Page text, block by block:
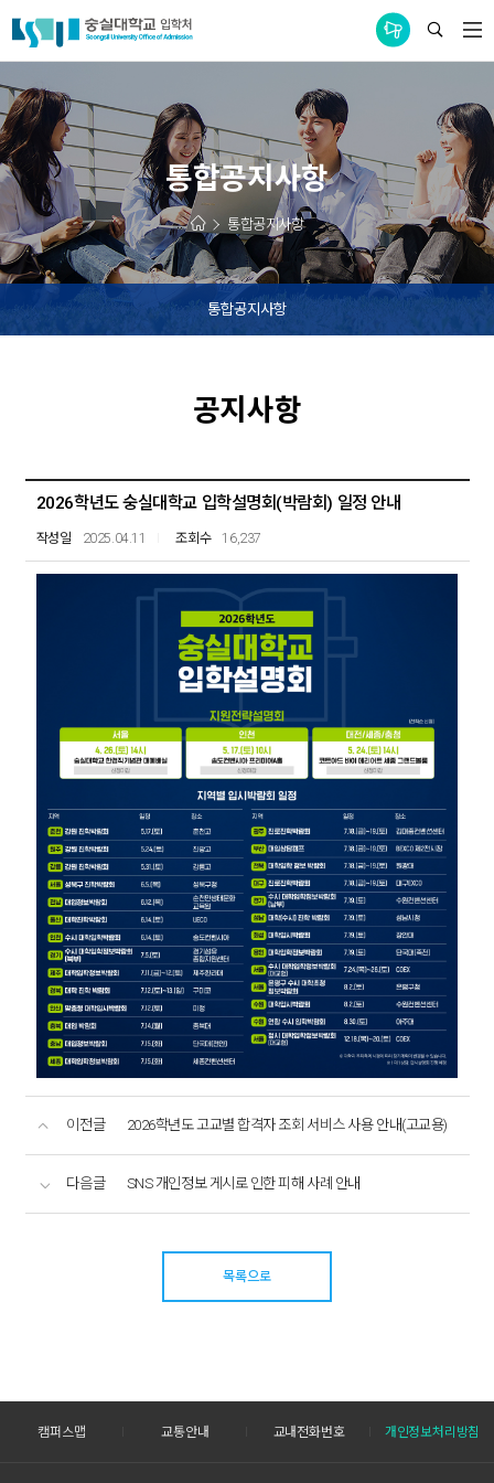
통합공지사항
통합공지사항
통합공지사항
통합공지사항
공지사항
2026학년도 숭실대학교 입학설명회(박람회) 일정 안내
2025.04.11 16,237
이전글 2026학년도 고교별 합격자 조회 서비스 사용 안내(고교용)
다음글 SNS 개인정보 게시로 인한 피해 사례 안내
목록으로
캠퍼스맵 교통안내 교내전화번호 개인정보처리방침